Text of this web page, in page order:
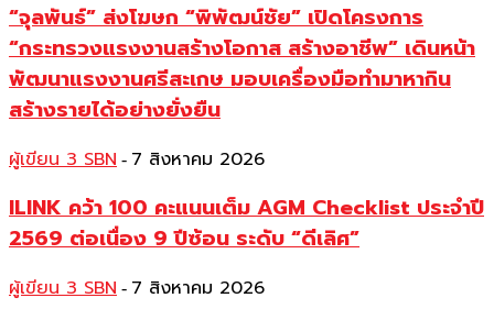
“จุลพันธ์” ส่งโฆษก “พิพัฒน์ชัย” เปิดโครงการ
“กระทรวงแรงงานสร้างโอกาส สร้างอาชีพ” เดินหน้า
พัฒนาแรงงานศรีสะเกษ มอบเครื่องมือทำมาหากิน
สร้างรายได้อย่างยั่งยืน
ผู้เขียน 3 SBN - 7 สิงหาคม 2026
ILINK คว้า 100 คะแนนเต็ม AGM Checklist ประจำปี
2569 ต่อเนื่อง 9 ปีซ้อน ระดับ “ดีเลิศ”
ผู้เขียน 3 SBN - 7 สิงหาคม 2026